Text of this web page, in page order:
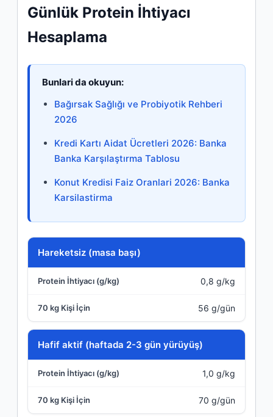
Günlük Protein İhtiyacı
Hesaplama
Bunlari da okuyun:
Bağırsak Sağlığı ve Probiyotik Rehberi
2026
Kredi Kartı Aidat Ücretleri 2026: Banka
Banka Karşılaştırma Tablosu
Konut Kredisi Faiz Oranlari 2026: Banka
Karsilastirma
Aktivite Düzeyi
Protein İhtiyacı (g/kg)
70 kg Kişi İçin
Hareketsiz (masa başı)
0,8 g/kg
56 g/gün
Hafif aktif (haftada 2-3 gün yürüyüş)
1,0 g/kg
70 g/gün